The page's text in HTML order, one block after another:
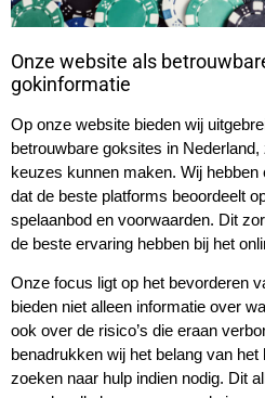
Onze website als
gokinformatie
Op onze website bieden wij
betrouwbare goksites in
keuzes kunnen maken. Wij
dat de beste platforms beoordeelt
spelaanbod en voorwaarden. Dit
de beste ervaring hebben bij het
Onze focus ligt op het bevorderen
bieden niet alleen informatie over
ook over de risico’s die eraan
benadrukken wij het belang van
zoeken naar hulp indien nodig. Dit